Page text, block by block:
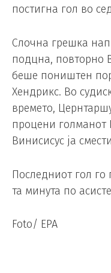
постигна гол во
Слочна грешка
подцна, повторно
беше поништен
Хендрикс. Во
времето,
процени голманот
Винисисус ја
Последниот гол го
та минута по
Foto/ EPA